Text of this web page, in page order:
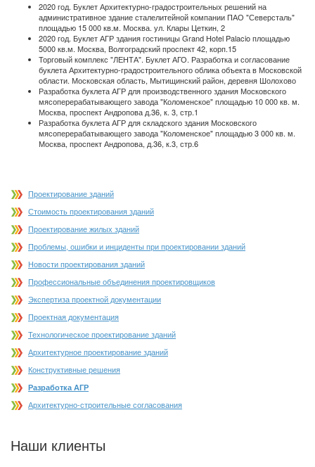
2020 год. Буклет Архитектурно-градостроительных решений на
административное здание сталелитейной компании ПАО "Северсталь"
площадью 15 000 кв.м. Москва. ул. Клары Цеткин, 2
2020 год. Буклет АГР здания гостиницы Grand Hotel Palacio площадью
5000 кв.м. Москва, Волгоградский проспект 42, корп.15
Торговый комплекс "ЛЕНТА". Буклет АГО. Разработка и согласование
буклета Архитектурно-градостроительного облика объекта в Московской
области. Московская область, Мытищинский район, деревня Шолохово
Разработка буклета АГР для производственного здания Московского
мясоперерабатывающего завода "Коломенское" площадью 10 000 кв. м.
Москва, проспект Андропова д.36, к. 3, стр.1
Разработка буклета АГР для складского здания Московского
мясоперерабатывающего завода "Коломенское" площадью 3 000 кв. м.
Москва, проспект Андропова, д.36, к.3, стр.6
Проектирование зданий
Стоимость проектирования зданий
Проектирование жилых зданий
Проблемы, ошибки и инциденты при проектировании зданий
Новости проектирования зданий
Профессиональные объединения проектировщиков
Экспертиза проектной документации
Проектная документация
Технологическое проектирование зданий
Архитектурное проектирование зданий
Конструктивные решения
Разработка АГР
Архитектурно-строительные согласования
Наши клиенты